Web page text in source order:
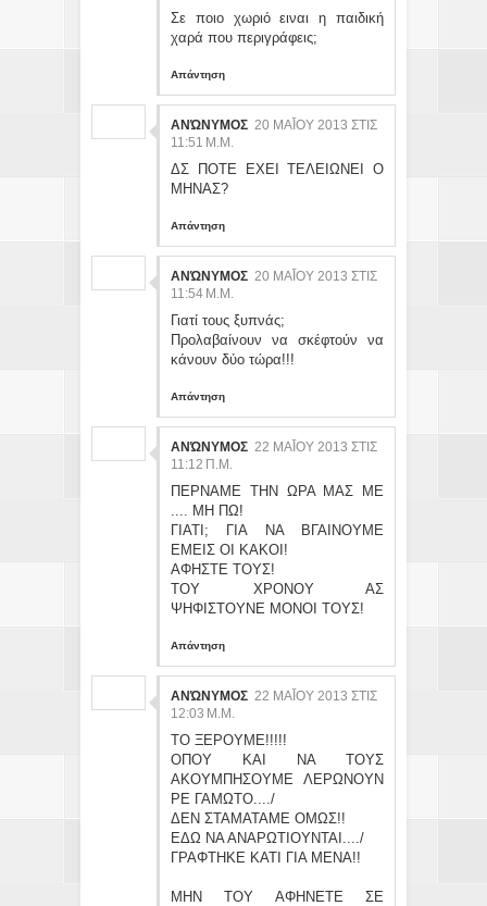
Σε ποιο χωριό ειναι η παιδική
χαρά που περιγράφεις;
Απάντηση
ΑΝΏΝΥΜΟΣ 20 ΜΑΪ́ΟΥ 2013 ΣΤΙΣ 11
:51 Μ.Μ.
ΔΣ ΠΟΤΕ ΕΧΕΙ ΤΕΛΕΙΩΝΕΙ Ο
ΜΗΝΑΣ?
Απάντηση
ΑΝΏΝΥΜΟΣ 20 ΜΑΪ́ΟΥ 2013 ΣΤΙΣ 11
:54 Μ.Μ.
Γιατί τους ξυπνάς;
Προλαβαίνουν να σκέφτούν να
κάνουν δύο τώρα!!!
Απάντηση
ΑΝΏΝΥΜΟΣ 22 ΜΑΪ́ΟΥ 2013 ΣΤΙΣ 11
:12 Π.Μ.
ΠΕΡΝΑΜΕ ΤΗΝ ΩΡΑ ΜΑΣ ΜΕ
.... ΜΗ ΠΩ!
ΓΙΑΤΙ; ΓΙΑ ΝΑ ΒΓΑΙΝΟΥΜΕ
ΕΜΕΙΣ ΟΙ ΚΑΚΟΙ!
ΑΦΗΣΤΕ ΤΟΥΣ!
ΤΟΥ ΧΡΟΝΟΥ ΑΣ
ΨΗΦΙΣΤΟΥΝΕ ΜΟΝΟΙ ΤΟΥΣ!
Απάντηση
ΑΝΏΝΥΜΟΣ 22 ΜΑΪ́ΟΥ 2013 ΣΤΙΣ 12
:03 Μ.Μ.
ΤΟ ΞΕΡΟΥΜΕ!!!!!
ΟΠΟΥ ΚΑΙ ΝΑ ΤΟΥΣ
ΑΚΟΥΜΠΗΣΟΥΜΕ ΛΕΡΩΝΟΥΝ
ΡΕ ΓΑΜΩΤΟ..../
ΔΕΝ ΣΤΑΜΑΤΑΜΕ ΟΜΩΣ!!
ΕΔΩ ΝΑ ΑΝΑΡΩΤΙΟΥΝΤΑΙ..../
ΓΡΑΦΤΗΚΕ ΚΑΤΙ ΓΙΑ ΜΕΝΑ!!
ΜΗΝ ΤΟΥ ΑΦΗΝΕΤΕ ΣΕ